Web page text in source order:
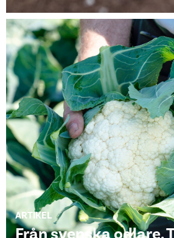
ARTIKEL